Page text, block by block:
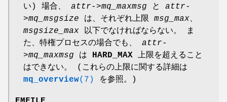
い) 場合、 attr->mq_maxmsg と attr-
>mq_msgsize は、それぞれ上限 msg_max、
msgsize_max 以下でなければならない。 ま
た、特権プロセスの場合でも、 attr-
>mq_maxmsg は HARD_MAX 上限を超えること
はできない。 (これらの上限に関する詳細は
mq_overview(7) を参照。)